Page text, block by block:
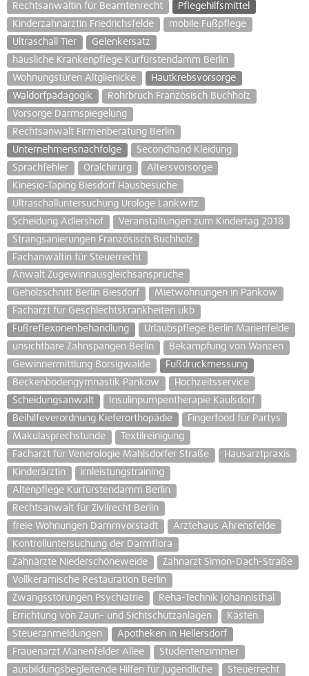
Rechtsanwältin für Beamtenrecht
Pflegehilfsmittel
Kinderzahnärztin Friedrichsfelde
mobile Fußpflege
Ultraschall Tier
Gelenkersatz
häusliche Krankenpflege Kurfürstendamm Berlin
Wohnungstüren Altglienicke
Hautkrebsvorsorge
Waldorfpädagogik
Rohrbruch Französisch Buchholz
Vorsorge Darmspiegelung
Rechtsanwalt Firmenberatung Berlin
Unternehmensnachfolge
Secondhand Kleidung
Sprachfehler
Oralchirurg
Altersvorsorge
Kinesio-Taping Biesdorf Hausbesuche
Ultraschalluntersuchung Urologe Lankwitz
Scheidung Adlershof
Veranstaltungen zum Kindertag 2018
Strangsanierungen Französisch Buchholz
Fachanwältin für Steuerrecht
Anwalt Zugewinnausgleichsansprüche
Gehölzschnitt Berlin Biesdorf
Mietwohnungen in Pankow
Facharzt für Geschlechtskrankheiten ukb
Fußreflexonenbehandlung
Urlaubspflege Berlin Marienfelde
unsichtbare Zahnspangen Berlin
Bekämpfung von Wanzen
Gewinnermittlung Borsigwalde
Fußdruckmessung
Beckenbodengymnastik Pankow
Hochzeitsservice
Scheidungsanwalt
Insulinpumpentherapie Kaulsdorf
Beihilfeverordnung Kieferorthopädie
Fingerfood für Partys
Makulasprechstunde
Textilreinigung
Facharzt für Venerologie Mahlsdorfer Straße
Hausarztpraxis
Kinderärztin
irnleistungstraining
Altenpflege Kurfürstendamm Berlin
Rechtsanwalt für Zivilrecht Berlin
freie Wohnungen Dammvorstadt
Ärztehaus Ahrensfelde
Kontrolluntersuchung der Darmflora
Zahnärzte Niederschöneweide
Zahnarzt Simon-Dach-Straße
Vollkeramische Restauration Berlin
Zwangsstörungen Psychiatrie
Reha-Technik Johannisthal
Errichtung von Zaun- und Sichtschutzanlagen
Kästen
Steueranmeldungen
Apotheken in Hellersdorf
Frauenarzt Marienfelder Allee
Studentenzimmer
ausbildungsbegleitende Hilfen für Jugendliche
Steuerrecht